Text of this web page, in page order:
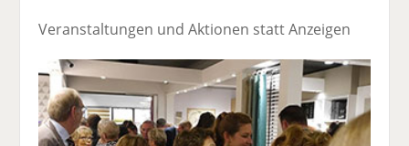
Veranstaltungen und Aktionen statt Anzeigen